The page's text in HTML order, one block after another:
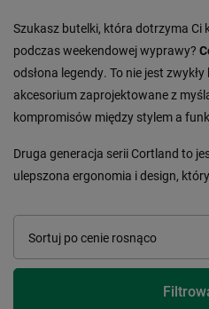
Szukasz butelki, która dotrzyma Ci
podczas weekendowej wyprawy?
odsłona legendy. To nie jest
akcesorium zaprojektowane z
kompromisów między stylem a
Druga generacja serii Cortland to
ulepszona ergonomia i design,
Zmień sortowanie
Sortuj po cenie rosnąco